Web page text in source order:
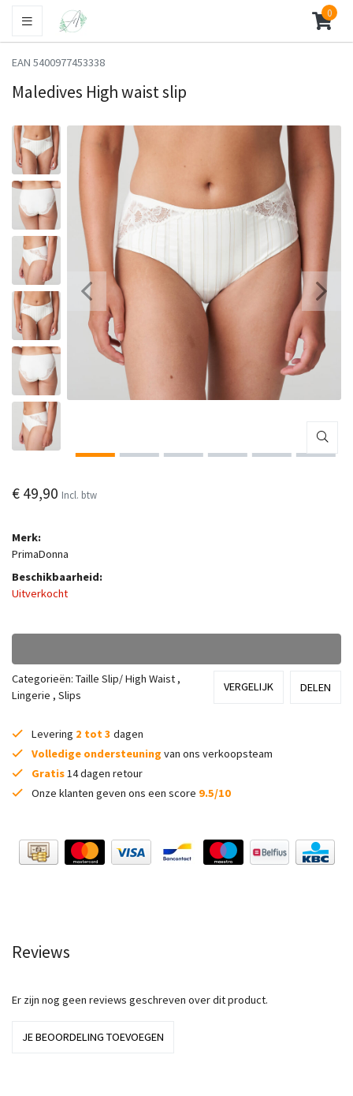
0
EAN 5400977453338
Maledives High waist slip
€ 49,90 Incl. btw
Merk:
PrimaDonna
Beschikbaarheid:
Uitverkocht
Categorieën: Taille Slip/ High Waist ,
Lingerie , Slips
VERGELIJK DELEN
Levering 2 tot 3 dagen
Volledige ondersteuning van ons verkoopsteam
Gratis14 dagen retour
Onze klanten geven ons een score 9.5/10
Reviews
Er zijn nog geen reviews geschreven over dit product.
JE BEOORDELING TOEVOEGEN